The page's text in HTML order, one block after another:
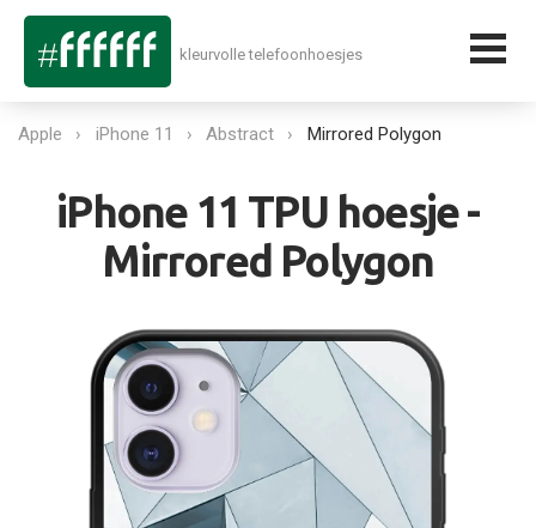
kleurvolle telefoonhoesjes
Apple iPhone 11 Abstract Mirrored Polygon
iPhone 11 TPU hoesje -
Mirrored Polygon